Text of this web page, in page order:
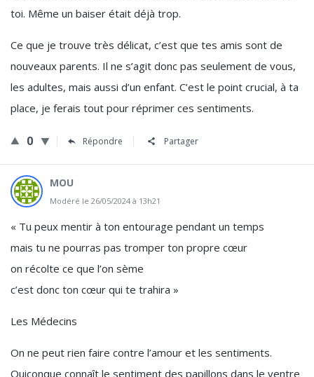
toi. Même un baiser était déjà trop.
Ce que je trouve très délicat, c’est que tes amis sont de
nouveaux parents. Il ne s’agit donc pas seulement de vous,
les adultes, mais aussi d’un enfant. C’est le point crucial, à ta
place, je ferais tout pour réprimer ces sentiments.
0 Répondre Partager
MOU
Modéré le 26/05/2024 à 13h21
« Tu peux mentir à ton entourage pendant un temps
mais tu ne pourras pas tromper ton propre cœur
on récolte ce que l’on sème
c’est donc ton cœur qui te trahira »
Les Médecins
On ne peut rien faire contre l’amour et les sentiments.
Quiconque connaît le sentiment des papillons dans le ventre